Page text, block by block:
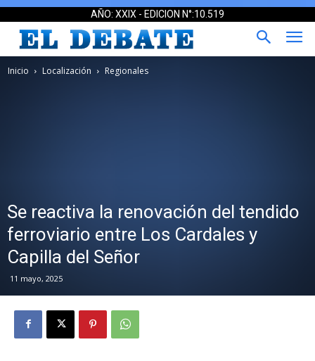
AÑO: XXIX - EDICION N°:10.519
Inicio Localización Regionales
Se reactiva la renovación del tendido
ferroviario entre Los Cardales y
Capilla del Señor
11 mayo, 2025